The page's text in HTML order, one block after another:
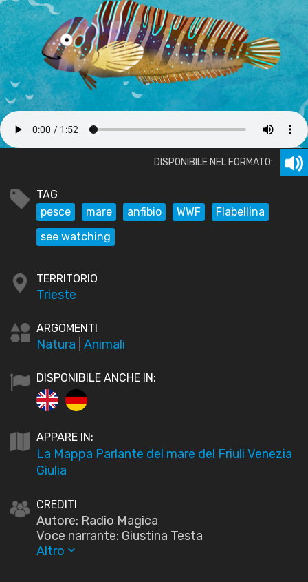
DISPONIBILE NEL FORMATO:
TAG
pesce
mare anfibio WWF
Flabellina
see watching
TERRITORIO
Trieste
ARGOMENTI
Natura Animali
DISPONIBILE ANCHE IN:
APPARE IN:
La Mappa Parlante del mare del Friuli Venezia
Giulia
CREDITI
Autore: Radio Magica
Voce narrante: Giustina Testa
Altro keyboard_arrow_down